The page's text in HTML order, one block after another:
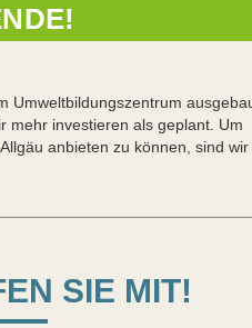
Umweltbildungszentrum
mehr investieren als geplant. Um
anbieten zu können, sind
SIE MIT!